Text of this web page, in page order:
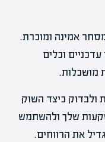
אמינה ומוכרת.
וכלים
מושכלות.
ולבדוק כיצד השוק
שלך ולהשתמש
את הרווחים.